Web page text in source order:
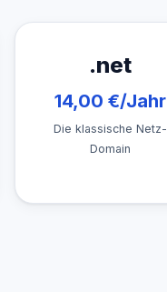
.net
14,00 €/Jahr
Die klassische Netz-
Domain